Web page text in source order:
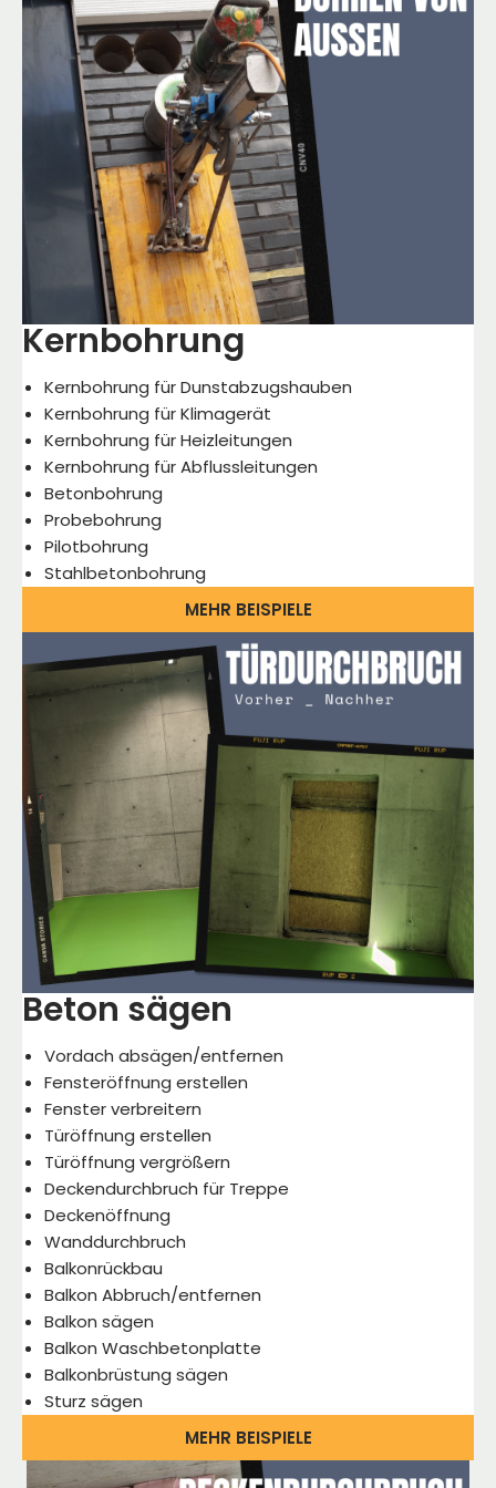
nochmal Sägearbeiten o.ä. haben sollten, sind
Sie definitiv gesetzt!
Viele Grüße
A.Schatz
Kernbohrung
Kernbohrung für Dunstabzugshauben
Kernbohrung für Klimagerät
Kernbohrung für Heizleitungen
Kernbohrung für Abflussleitungen
Betonbohrung
Probebohrung
Pilotbohrung
Stahlbetonbohrung
MEHR BEISPIELE
Beton sägen
Vordach absägen/entfernen
Fensteröffnung erstellen
Fenster verbreitern
Türöffnung erstellen
Türöffnung vergrößern
Deckendurchbruch für Treppe
Deckenöffnung
Wanddurchbruch
Balkonrückbau
Balkon Abbruch/entfernen
Balkon sägen
Balkon Waschbetonplatte
Balkonbrüstung sägen
Sturz sägen
MEHR BEISPIELE